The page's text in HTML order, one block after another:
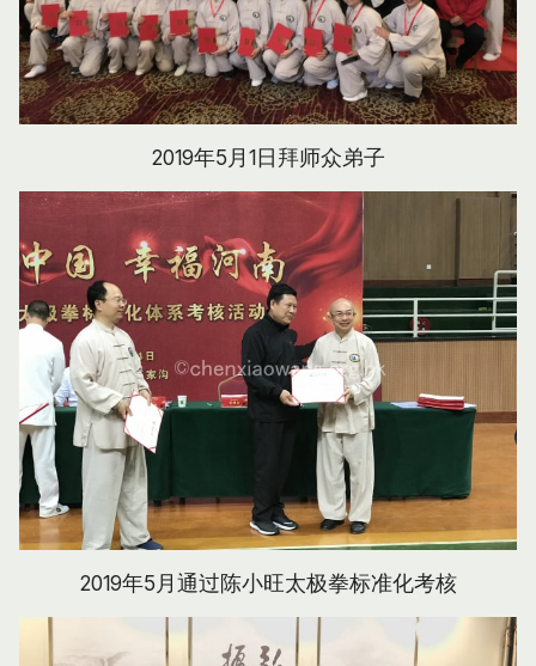
2019年5月1日拜师众弟子
2019年5月通过陈小旺太极拳标准化考核